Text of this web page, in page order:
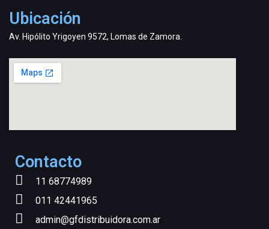
Ubicación
Av. Hipólito Yrigoyen 9572, Lomas de Zamora.
Contacto
11 68774989
011 42441965
admin@gfdistribuidora.com.ar